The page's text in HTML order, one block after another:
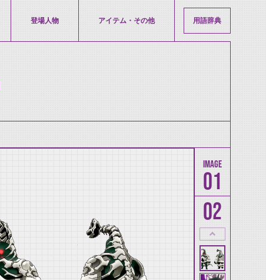
登場人物 アイテム・その他 用語辞典
01
02